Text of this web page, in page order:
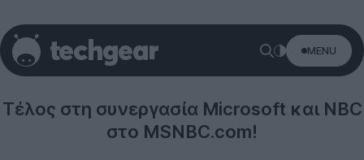
MENU
Τέλος στη συνεργασία Microsoft και NBC
στο MSNBC.com!